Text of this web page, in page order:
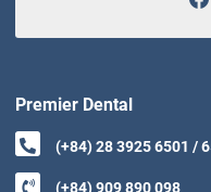
Premier Dental
(+84) 28 3925 6501 /
(+84) 909 890 098